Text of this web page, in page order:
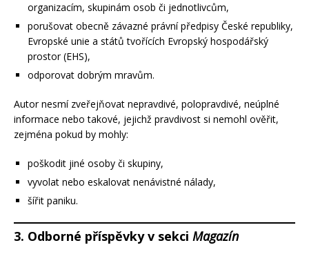
organizacím, skupinám osob či jednotlivcům,
porušovat obecně závazné právní předpisy České republiky,
Evropské unie a států tvořících Evropský hospodářský
prostor (EHS),
odporovat dobrým mravům.
Autor nesmí zveřejňovat nepravdivé, polopravdivé, neúplné
informace nebo takové, jejichž pravdivost si nemohl ověřit,
zejména pokud by mohly:
poškodit jiné osoby či skupiny,
vyvolat nebo eskalovat nenávistné nálady,
šířit paniku.
3. Odborné příspěvky v sekci Magazín